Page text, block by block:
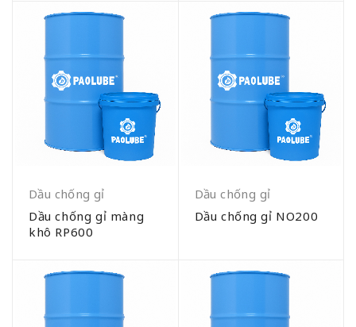
Dầu chống gỉ
Dầu chống gỉ màng
khô RP600
Dầu chống gỉ
Dầu chống gỉ NO200